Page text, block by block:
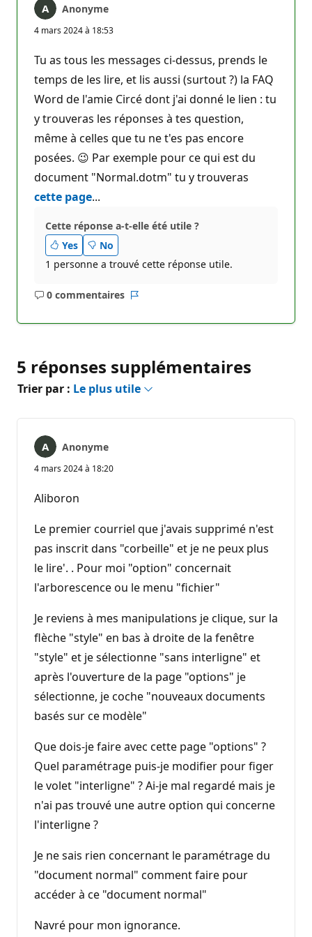
Anonyme
4 mars 2024 à 18:53
Tu as tous les messages ci-dessus, prends le
temps de les lire, et lis aussi (surtout ?) la FAQ
Word de l'amie Circé dont j'ai donné le lien : tu
y trouveras les réponses à tes question,
même à celles que tu ne t'es pas encore
posées. 😉 Par exemple pour ce qui est du
document "Normal.dotm" tu y trouveras
cette page...
Cette réponse a-t-elle été utile ?
Yes
No
1 personne a trouvé cette réponse utile.
0 commentaires
Aucun
5 réponses supplémentaires
Trier par : Le plus utile
Anonyme
4 mars 2024 à 18:20
Aliboron
Le premier courriel que j'avais supprimé n'est
pas inscrit dans "corbeille" et je ne peux plus
le lire'. . Pour moi "option" concernait
l'arborescence ou le menu "fichier"
Je reviens à mes manipulations je clique, sur la
flèche "style" en bas à droite de la fenêtre
"style" et je sélectionne "sans interligne" et
après l'ouverture de la page "options" je
sélectionne, je coche "nouveaux documents
basés sur ce modèle"
Que dois-je faire avec cette page "options" ?
Quel paramétrage puis-je modifier pour figer
le volet "interligne" ? Ai-je mal regardé mais je
n'ai pas trouvé une autre option qui concerne
l'interligne ?
Je ne sais rien concernant le paramétrage du
"document normal" comment faire pour
accéder à ce "document normal"
Navré pour mon ignorance.